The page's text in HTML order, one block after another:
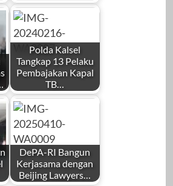
Polda Kalsel
Tangkap 13 Pelaku
Pembajakan Kapal
TB…
DePA-RI Bangun
Kerjasama dengan
Beijing Lawyers…